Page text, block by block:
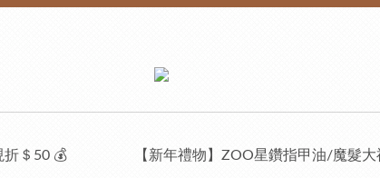
折＄50 💰 【新年禮物】ZOO星鑽指甲油/魔髮